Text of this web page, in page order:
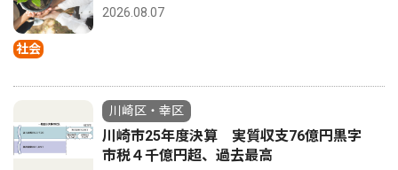
社会
2026.08.07
川崎区・幸区
川崎市25年度決算 実質収支76億円黒字
市税４千億円超、過去最高